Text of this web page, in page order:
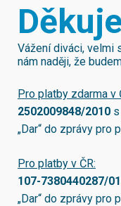
Vážení diváci, velmi
nám naději, že
Pro platby zdarma v
2502009848/2010
„Dar“ do zprávy pro
Pro platby v ČR:
107-7380440287/
„Dar“ do zprávy pro